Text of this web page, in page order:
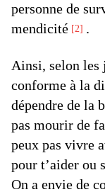
personne de
mendicité 2 .
Ainsi, selon les
conforme à la
dépendre de la
pas mourir de
peux pas vivre
pour t’aider ou
On a envie de